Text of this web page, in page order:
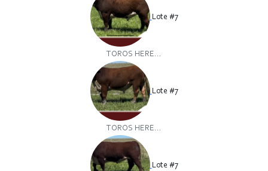
Lote #7
TOROS HERE...
Lote #7
TOROS HERE...
Lote #7